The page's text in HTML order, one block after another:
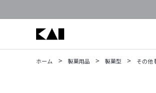
ホーム > 製菓用品 > 製菓型 > その他